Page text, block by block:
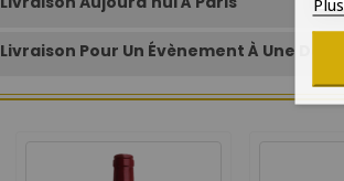
Livraison Pour Un Évènement À Une Date